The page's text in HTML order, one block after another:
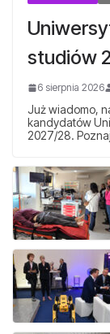
studiów
6 sierpnia 2026
Już wiadomo,
kandydatów
2027/28.